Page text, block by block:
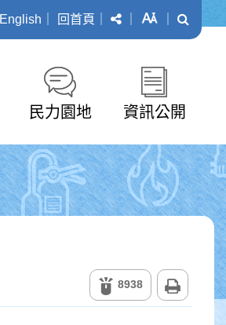
English 回首頁 分享 字級
民力園地 資訊公開
8938